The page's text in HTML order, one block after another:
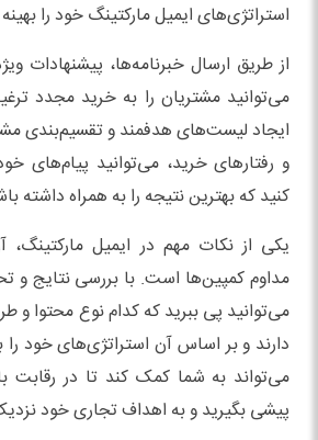
استراتژی‌های ایمیل مارکتینگ خود را
از طریق ارسال خبرنامه‌ها، پیشنهادات
می‌توانید مشتریان را به خرید مجدد
ایجاد لیست‌های هدفمند و تقسیم‌بندی
و رفتارهای خرید، می‌توانید پیام‌های
کنید که بهترین نتیجه را به همراه داشته
یکی از نکات مهم در ایمیل مارکتینگ،
مداوم کمپین‌ها است. با بررسی نتایج و
می‌توانید پی ببرید که کدام نوع محتوا و
دارند و بر اساس آن استراتژی‌های خود
می‌تواند به شما کمک کند تا در رقابت
پیشی بگیرید و به اهداف تجاری خود